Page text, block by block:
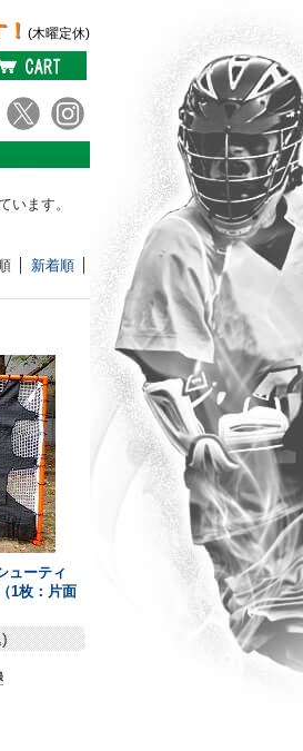
(木曜定休)
います。
新着順
ューティ
1枚：片面